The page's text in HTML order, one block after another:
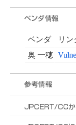
ベンダ
リン
奥 一穂